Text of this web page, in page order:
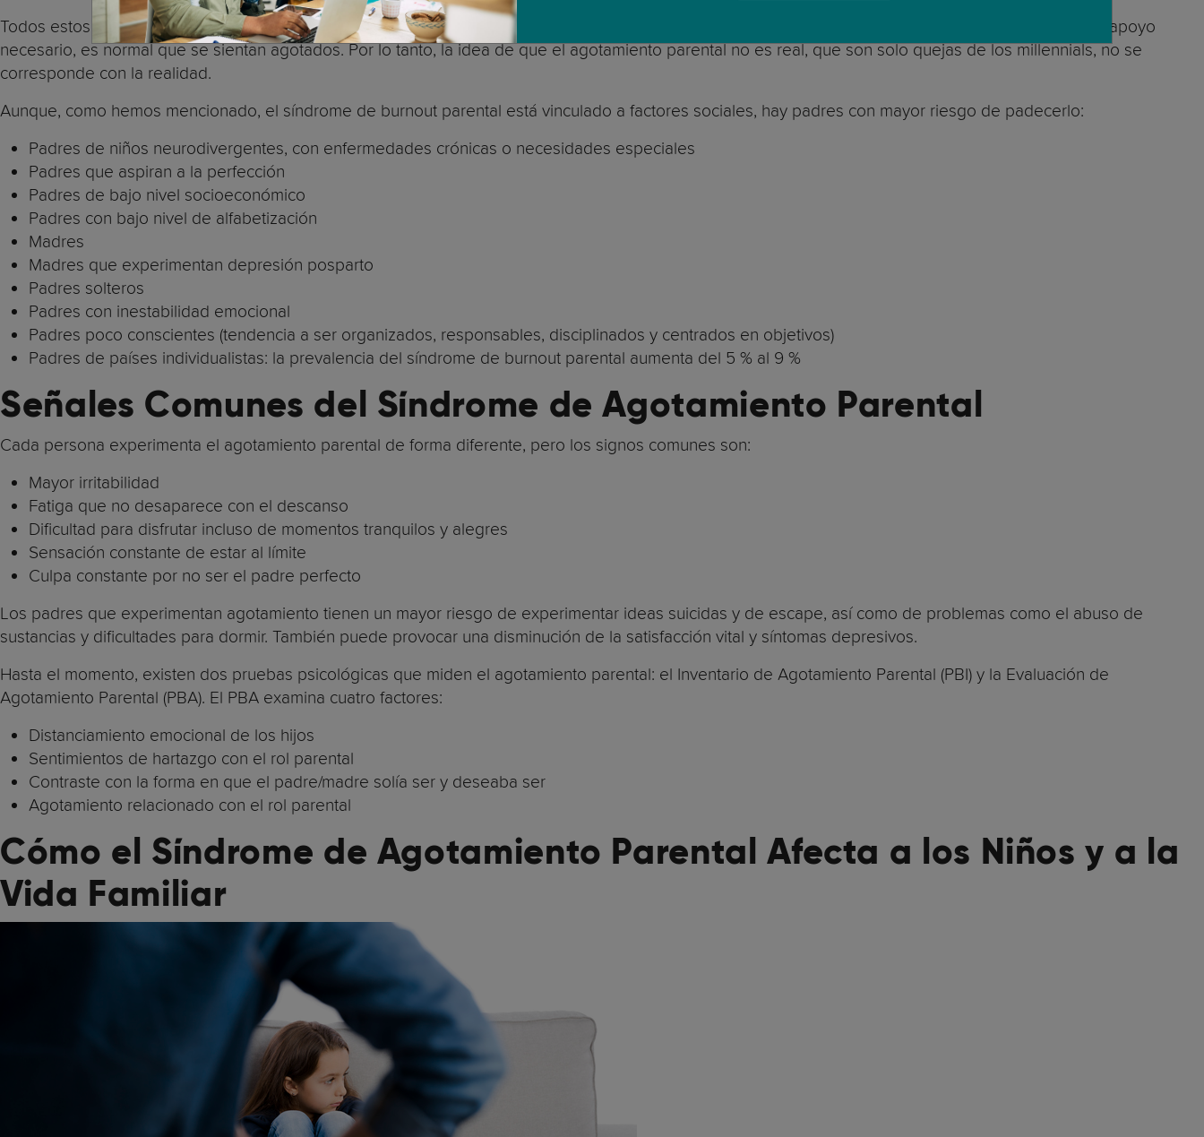
Todos estos factores han hecho que el agotamiento parental sea más común. Hoy en día, la crianza es intensa y, cuando los padres no cuentan con el apoyo
necesario, es normal que se sientan agotados. Por lo tanto, la idea de que el agotamiento parental no es real, que son solo quejas de los millennials, no se
corresponde con la realidad.
Aunque, como hemos mencionado, el síndrome de burnout parental está vinculado a factores sociales, hay padres con mayor riesgo de padecerlo:
Padres de niños neurodivergentes, con enfermedades crónicas o necesidades especiales
Padres que aspiran a la perfección
Padres de bajo nivel socioeconómico
Padres con bajo nivel de alfabetización
Madres
Madres que experimentan depresión posparto
Padres solteros
Padres con inestabilidad emocional
Padres poco conscientes (tendencia a ser organizados, responsables, disciplinados y centrados en objetivos)
Padres de países individualistas: la prevalencia del síndrome de burnout parental aumenta del 5 % al 9 %
Señales Comunes del Síndrome de Agotamiento Parental
Cada persona experimenta el agotamiento parental de forma diferente, pero los signos comunes son:
Mayor irritabilidad
Fatiga que no desaparece con el descanso
Dificultad para disfrutar incluso de momentos tranquilos y alegres
Sensación constante de estar al límite
Culpa constante por no ser el padre perfecto
Los padres que experimentan agotamiento tienen un mayor riesgo de experimentar ideas suicidas y de escape, así como de problemas como el abuso de
sustancias y dificultades para dormir. También puede provocar una disminución de la satisfacción vital y síntomas depresivos.
Hasta el momento, existen dos pruebas psicológicas que miden el agotamiento parental: el Inventario de Agotamiento Parental (PBI) y la Evaluación de
Agotamiento Parental (PBA). El PBA examina cuatro factores:
Distanciamiento emocional de los hijos
Sentimientos de hartazgo con el rol parental
Contraste con la forma en que el padre/madre solía ser y deseaba ser
Agotamiento relacionado con el rol parental
Cómo el Síndrome de Agotamiento Parental Afecta a los Niños y a la
Vida Familiar